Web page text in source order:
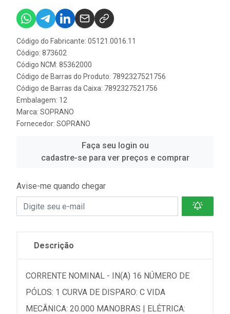
Código do Fabricante: 05121.0016.11
Código: 873602
Código NCM: 85362000
Código de Barras do Produto: 7892327521756
Código de Barras da Caixa: 7892327521756
Embalagem: 12
Marca: SOPRANO
Fornecedor: SOPRANO
Faça seu login ou
cadastre-se para ver preços e comprar
Avise-me quando chegar
Descrição
CORRENTE NOMINAL - IN(A) 16 NÚMERO DE
PÓLOS: 1 CURVA DE DISPARO: C VIDA
MECÂNICA: 20.000 MANOBRAS | ELÉTRICA: